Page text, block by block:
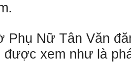
Phụ Nữ Tân Văn
được xem như là